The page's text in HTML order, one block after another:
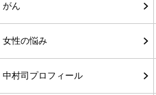
がん
女性の悩み
中村司プロフィール